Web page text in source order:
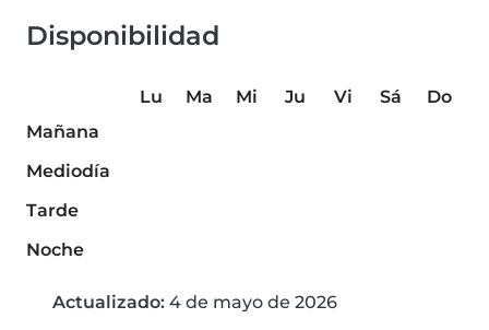
Disponibilidad
Lu Ma Mi Ju Vi Sá
Do
Mañana
Mediodía
Tarde
Noche
Actualizado: 4 de mayo de 2026